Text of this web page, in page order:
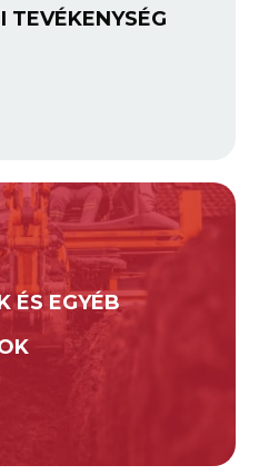
TEVÉKENYSÉG
ÉS EGYÉB